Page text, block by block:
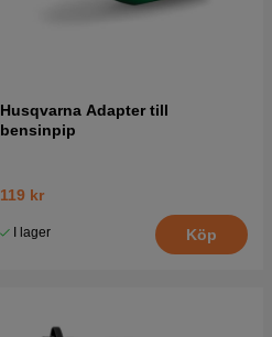
Husqvarna Adapter till
bensinpip
119 kr
I lager Köp